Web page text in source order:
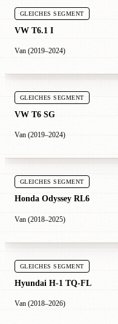
GLEICHES SEGMENT
VW T6.1 I
Van (2019–2024)
GLEICHES SEGMENT
VW T6 SG
Van (2019–2024)
GLEICHES SEGMENT
Honda Odyssey RL6
Van (2018–2025)
GLEICHES SEGMENT
Hyundai H-1 TQ-FL
Van (2018–2026)